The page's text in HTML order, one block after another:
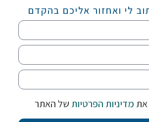
לי ואחזור אליכם בהקדם
את מדיניות הפרטיות של האתר